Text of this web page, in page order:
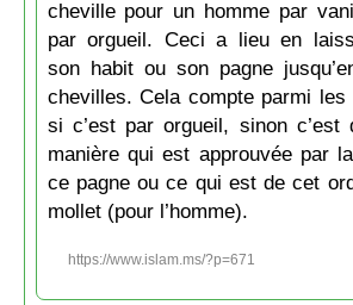
cheville pour un homme par
par orgueil. Ceci a lieu en
son habit ou son pagne
chevilles. Cela compte parmi les
si c’est par orgueil, sinon c’est
manière qui est approuvée par
ce pagne ou ce qui est de cet
mollet (pour l’homme).
https://www.islam.ms/?p=671